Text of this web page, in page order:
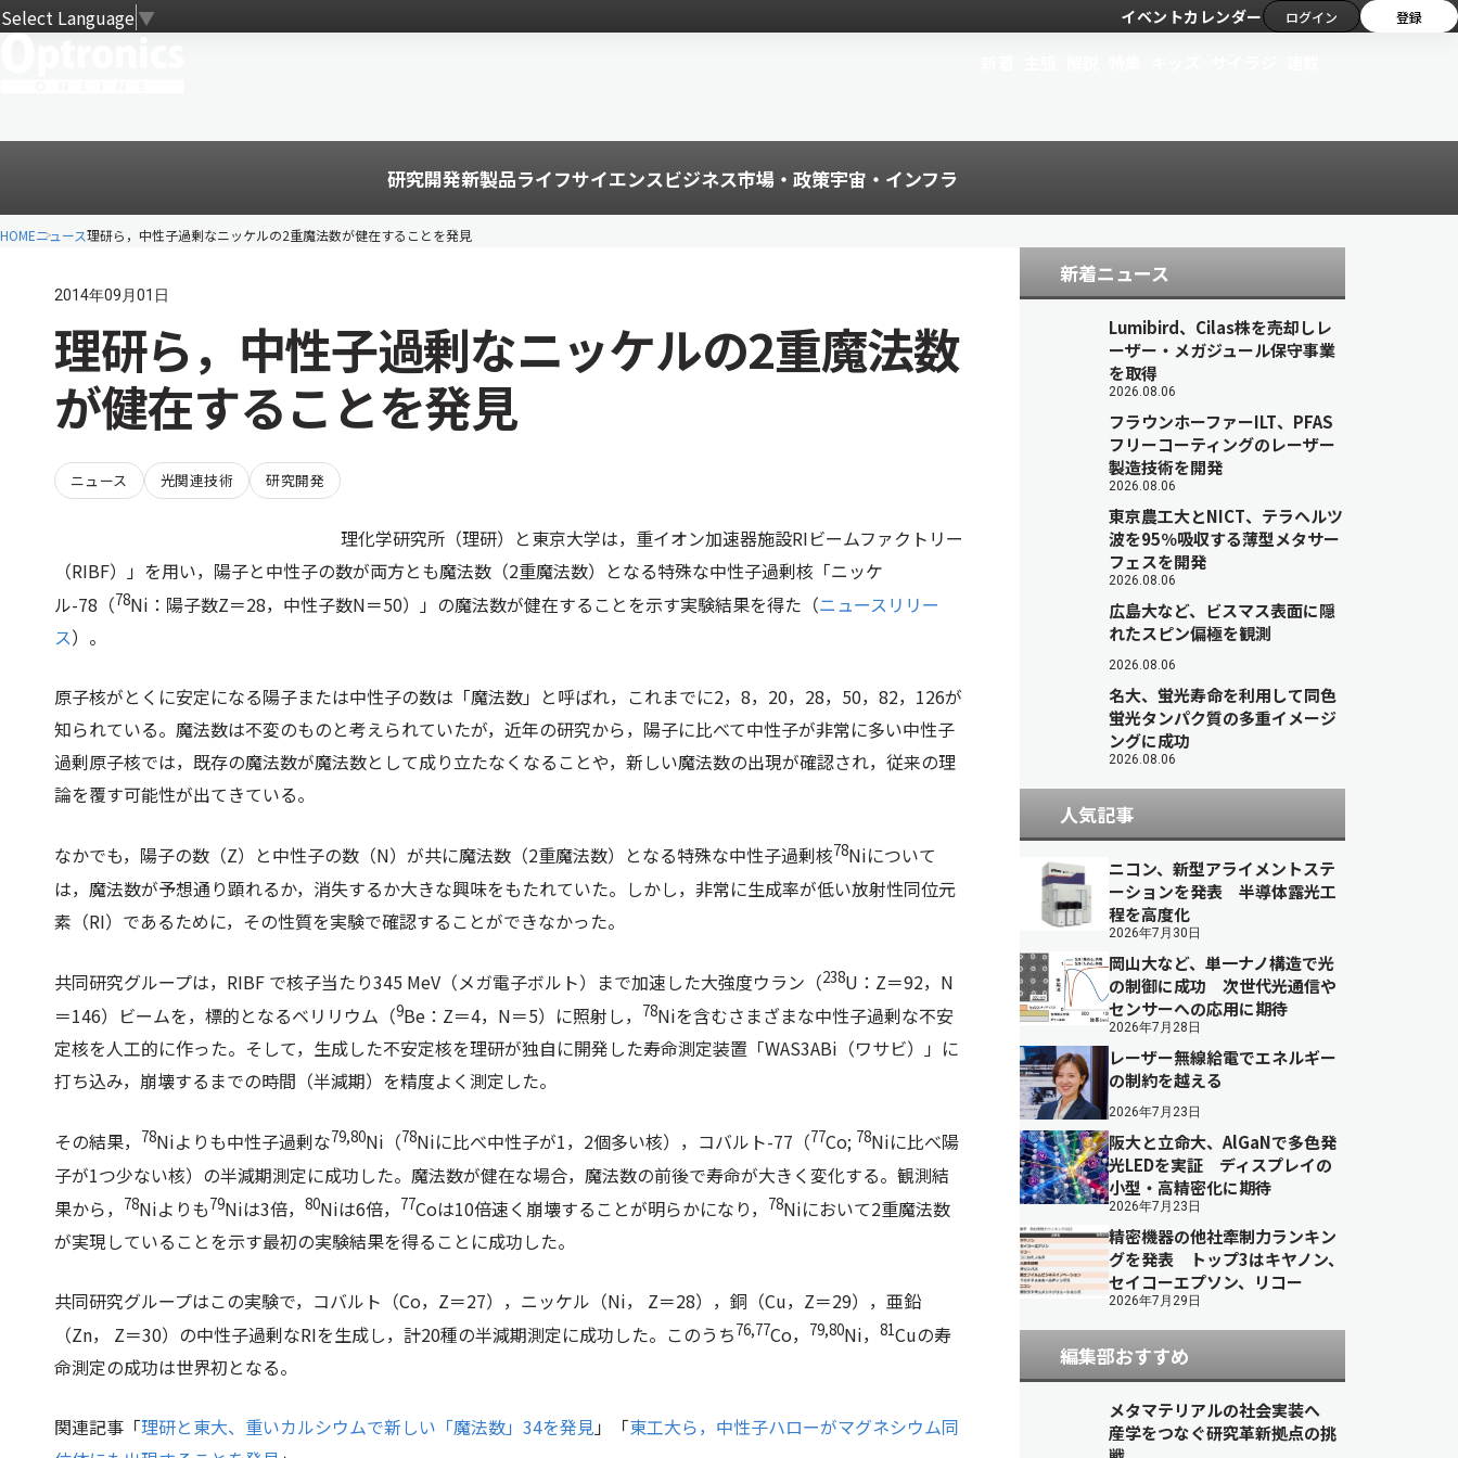
Select Language▼ イベントカレンダー ログイン 登録
研究開発新製品ライフサイエンスビジネス市場・政策宇宙・インフラ
HOMEニュース理研ら，中性子過剰なニッケルの2重魔法数が健在することを発見
2014年09月01日
理研ら，中性子過剰なニッケルの2重魔法数
が健在することを発見
ニュース 光関連技術 研究開発
理化学研究所（理研）と東京大学は，重イオン加速器施設RIビームファクトリー
（RIBF）」を用い，陽子と中性子の数が両方とも魔法数（2重魔法数）となる特殊な中性子過剰核「ニッケ
ル-78（78Ni：陽子数Z＝28，中性子数N＝50）」の魔法数が健在することを示す実験結果を得た（ニュースリリー
ス）。
原子核がとくに安定になる陽子または中性子の数は「魔法数」と呼ばれ，これまでに2，8，20，28，50，82，126が
知られている。魔法数は不変のものと考えられていたが，近年の研究から，陽子に比べて中性子が非常に多い中性子
過剰原子核では，既存の魔法数が魔法数として成り立たなくなることや，新しい魔法数の出現が確認され，従来の理
論を覆す可能性が出てきている。
なかでも，陽子の数（Z）と中性子の数（N）が共に魔法数（2重魔法数）となる特殊な中性子過剰核78Niについて
は，魔法数が予想通り顕れるか，消失するか大きな興味をもたれていた。しかし，非常に生成率が低い放射性同位元
素（RI）であるために，その性質を実験で確認することができなかった。
共同研究グループは，RIBF で核子当たり345 MeV（メガ電子ボルト）まで加速した大強度ウラン（238U： Z＝92， N
＝146）ビームを，標的となるベリリウム（9Be： Z＝4， N＝5）に照射し， 78Niを含むさまざまな中性子過剰な不安
定核を人工的に作った。そして，生成した不安定核を理研が独自に開発した寿命測定装置「WAS3ABi（ワサビ）」に
打ち込み，崩壊するまでの時間（半減期）を精度よく測定した。
その結果， 78Niよりも中性子過剰な79,80Ni（78Niに比べ中性子が1，2個多い核），コバルト-77（77Co; 78Niに比べ陽
子が1つ少ない核）の半減期測定に成功した。魔法数が健在な場合，魔法数の前後で寿命が大きく変化する。観測結
果から，
78Niよりも79Niは3倍， 80Niは6倍， 77Coは10倍速く崩壊することが明らかになり， 78Niにおいて2重魔法数
が実現していることを示す最初の実験結果を得ることに成功した。
共同研究グループはこの実験で，コバルト（Co， Z＝27），ニッケル（Ni， Z＝28），銅（Cu， Z＝29），亜鉛
（Zn， Z＝30）の中性子過剰なRIを生成し，計20種の半減期測定に成功した。このうち76,77Co， 79,80Ni， 81Cuの寿
命測定の成功は世界初となる。
関連記事「理研と東大、重いカルシウムで新しい「魔法数」34を発見」「東工大ら，中性子ハローがマグネシウム同
新着ニュース
Lumibird、Cilas株を売却しレ
ーザー・メガジュール保守事業
を取得
2026.08.06
フラウンホーファーILT、PFAS
フリーコーティングのレーザー
製造技術を開発
2026.08.06
東京農工大とNICT、テラヘルツ
波を95％吸収する薄型メタサー
フェスを開発
2026.08.06
広島大など、ビスマス表面に隠
れたスピン偏極を観測
2026.08.06
名大、蛍光寿命を利用して同色
蛍光タンパク質の多重イメージ
ングに成功
2026.08.06
人気記事
ニコン、新型アライメントステ
ーションを発表 半導体露光工
程を高度化
2026年7月30日
岡山大など、単一ナノ構造で光
の制御に成功 次世代光通信や
センサーへの応用に期待
2026年7月28日
レーザー無線給電でエネルギー
の制約を越える
2026年7月23日
阪大と立命大、AlGaNで多色発
光LEDを実証 ディスプレイの
小型・高精密化に期待
2026年7月23日
精密機器の他社牽制力ランキン
グを発表 トップ3はキヤノン、
セイコーエプソン、リコー
2026年7月29日
編集部おすすめ
メタマテリアルの社会実装へ
産学をつなぐ研究革新拠点の挑